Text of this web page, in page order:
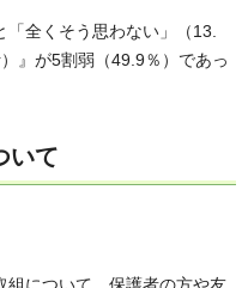
「全くそう思わない」（13.
』が5割弱（49.9％）であっ
いて